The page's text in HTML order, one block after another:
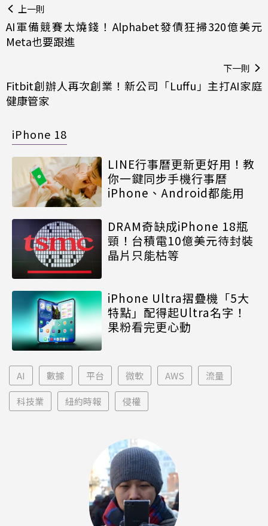
上一則
AI軍備競賽太燒錢！Alphabet發債狂掃320億美元
Meta也要跟進
下一則
Fitbit創辦人再次創業！新公司「Luffu」主打AI家庭
健康管家
iPhone 18
LINE行事曆更新更好用！教
你一鍵同步手機行事曆
iPhone、Android都能用
DRAM奇缺成iPhone 18瓶
頸！台積電10億美元待封裝
晶片只能枯等
iPhone Ultra摺疊機「5大
特點」配得起Ultra名字！
果粉看完更心動
AI 數據 平台 微軟 AWS 流量
科技業 紐約時報 侵權